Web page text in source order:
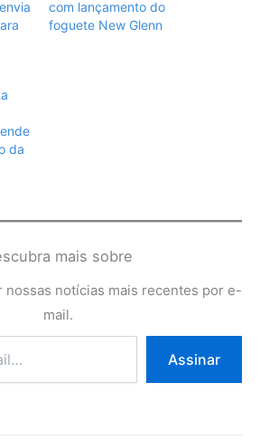
com lançamento do
foguete New Glenn
da
mais sobre
nossas notícias mais recentes por e-
mail.
Assinar